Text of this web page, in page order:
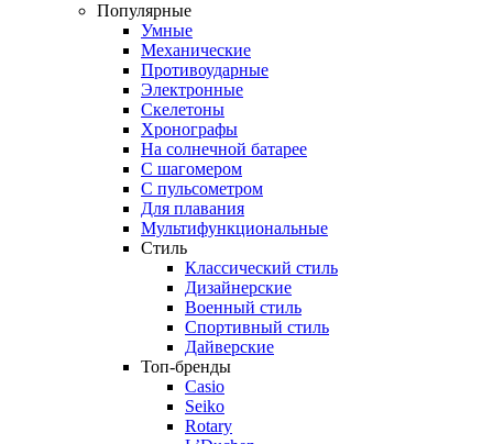
Популярные
Умные
Механические
Противоударные
Электронные
Скелетоны
Хронографы
На солнечной батарее
С шагомером
С пульсометром
Для плавания
Мультифункциональные
Стиль
Классический стиль
Дизайнерские
Военный стиль
Спортивный стиль
Дайверские
Топ-бренды
Casio
Seiko
Rotary